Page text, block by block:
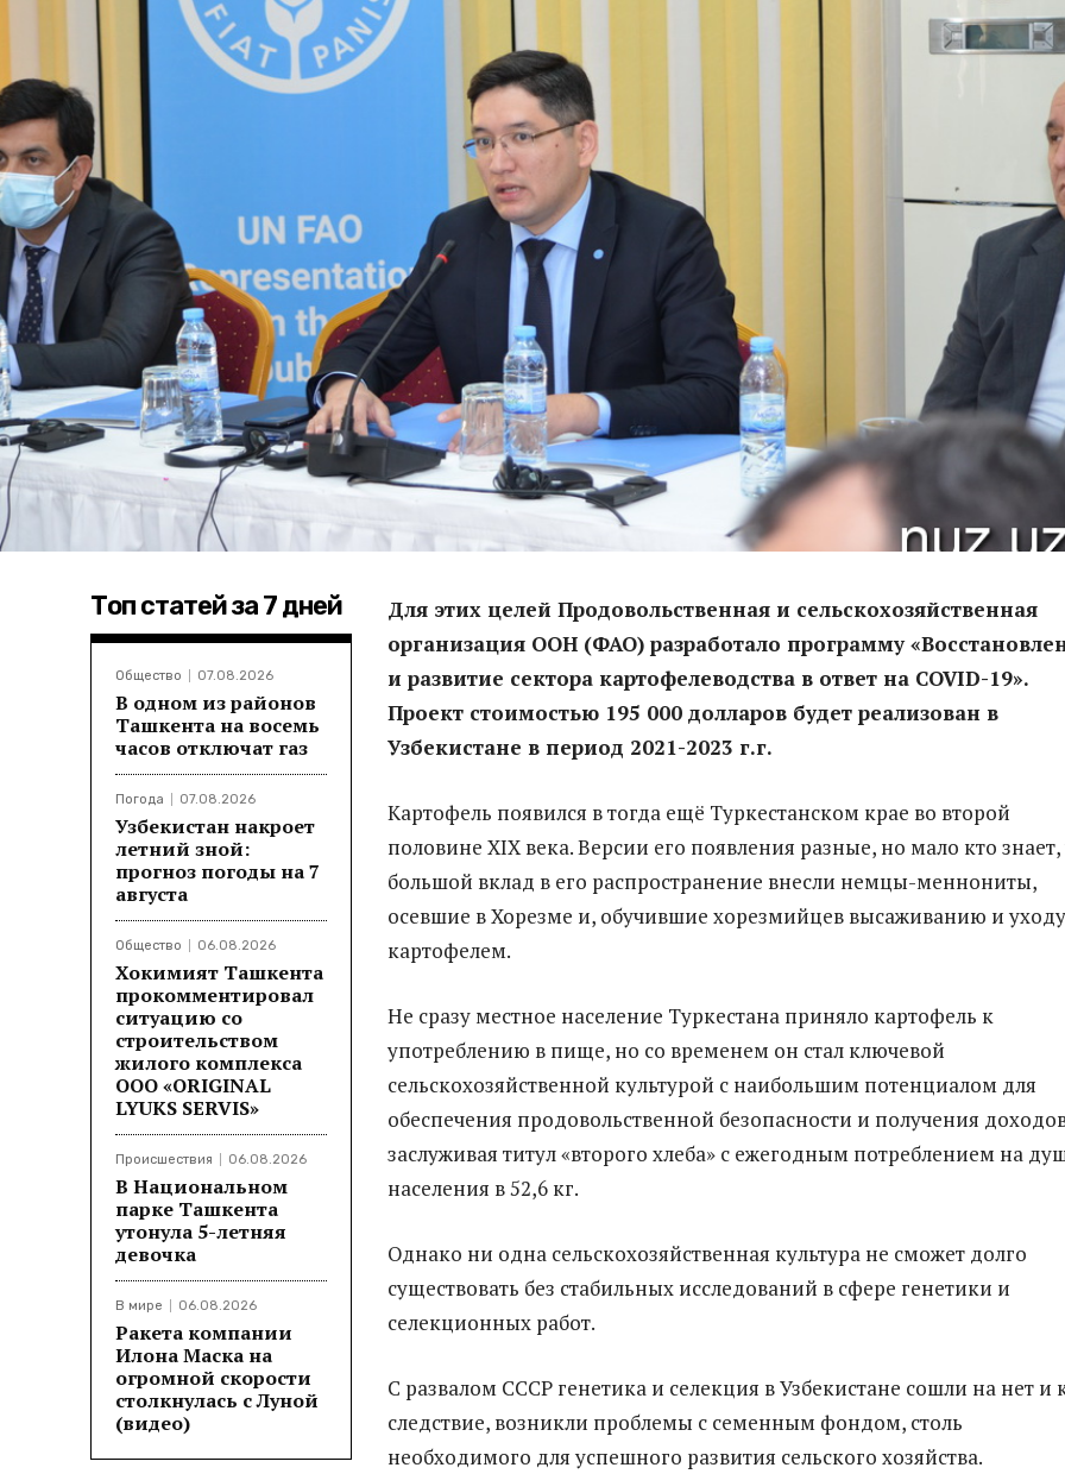
Топ статей за 7 дней
Общество 07.08.2026
В одном из районов
Ташкента на восемь
часов отключат газ
Погода 07.08.2026
Узбекистан накроет
летний зной:
прогноз погоды на 7
августа
Общество 06.08.2026
Хокимият Ташкента
прокомментировал
ситуацию со
строительством
жилого комплекса
ООО «ORIGINAL
LYUKS SERVIS»
Происшествия 06.08.2026
В Национальном
парке Ташкента
утонула 5-летняя
девочка
В мире 06.08.2026
Ракета компании
Илона Маска на
огромной скорости
столкнулась с Луной
(видео)
Для этих целей Продовольственная и сельскохозяйственная
организация ООН (ФАО) разработало программу
и развитие сектора картофелеводства в ответ на COVID-19».
Проект стоимостью 195 000 долларов будет реализован в
Узбекистане в период 2021-2023 г.г.
Картофель появился в тогда ещё Туркестанском крае во второй
половине XIX века. Версии его появления разные, но мало кто знает,
большой вклад в его распространение внесли немцы-меннониты,
осевшие в Хорезме и, обучившие хорезмийцев высаживанию и
картофелем.
Не сразу местное население Туркестана приняло картофель к
употреблению в пище, но со временем он стал ключевой
сельскохозяйственной культурой с наибольшим потенциалом для
обеспечения продовольственной безопасности и получения
заслуживая титул «второго хлеба» с ежегодным потреблением на
населения в 52,6 кг.
Однако ни одна сельскохозяйственная культура не сможет долго
существовать без стабильных исследований в сфере генетики и
селекционных работ.
С развалом СССР генетика и селекция в Узбекистане сошли на нет и
следствие, возникли проблемы с семенным фондом, столь
необходимого для успешного развития сельского хозяйства.